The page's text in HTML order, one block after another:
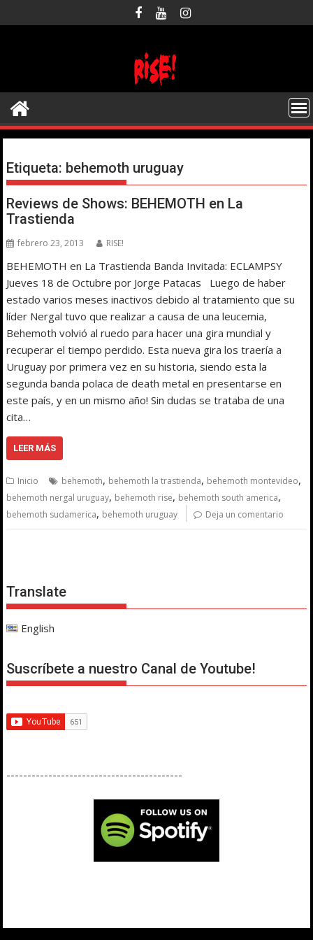
al
Etiqueta: behemoth uruguay
Reviews de Shows: BEHEMOTH en La
Trastienda
febrero 23, 2013 RISE!
BEHEMOTH en La Trastienda Banda Invitada: ECLAMPSY
Jueves 18 de Octubre por Jorge Patacas Luego de haber
estado varios meses inactivos debido al tratamiento que su
líder Nergal tuvo que realizar a causa de una leucemia,
Behemoth volvió al ruedo para hacer una gira mundial y
recuperar el tiempo perdido. Esta nueva gira los traería a
Uruguay por primera vez en su historia, siendo esta la
segunda banda polaca de death metal en presentarse en
este país, y en un mismo año! Sin dudas se trataba de una
cita…
LEER MÁS
Inicio behemoth, behemoth la trastienda, behemoth montevideo,
behemoth nergal uruguay, behemoth rise, behemoth south america,
behemoth sudamerica, behemoth uruguay Deja un comentario
Translate
English
Suscríbete a nuestro Canal de Youtube!
------------------------------------------